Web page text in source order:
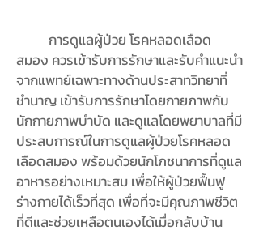
การดูแลผู้ป่วย โรคหลอดเลือด
สมอง ควรเข้ารับการรักษาและรับคำแนะนำ
จากแพทย์เฉพาะทางด้านประสาทวิทยาที่
ชำนาญ เข้ารับการรักษาโดยกายภาพกับ
นักกายภาพบำบัด และดูแลโดยพยาบาลที่มี
ประสบการณ์ในการดูแลผู้ป่วยโรคหลอด
เลือดสมอง พร้อมด้วยนักโภชนาการที่ดูแล
อาหารอย่างเหมาะสม เพื่อให้ผู้ป่วยฟื้นฟู
ร่างกายได้เร็วที่สุด เพื่อที่จะมีคุณภาพชีวิต
ที่ดีและช่วยเหลือตนเองได้เมื่อกลับบ้าน